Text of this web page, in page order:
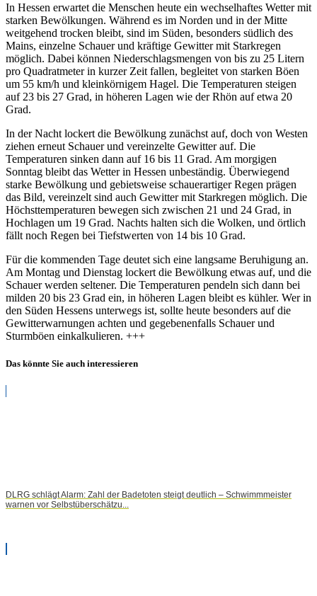
In Hessen erwartet die Menschen heute ein wechselhaftes Wetter mit
starken Bewölkungen. Während es im Norden und in der Mitte
weitgehend trocken bleibt, sind im Süden, besonders südlich des
Mains, einzelne Schauer und kräftige Gewitter mit Starkregen
möglich. Dabei können Niederschlagsmengen von bis zu 25 Litern
pro Quadratmeter in kurzer Zeit fallen, begleitet von starken Böen
um 55 km/h und kleinkörnigem Hagel. Die Temperaturen steigen
auf 23 bis 27 Grad, in höheren Lagen wie der Rhön auf etwa 20
Grad.
In der Nacht lockert die Bewölkung zunächst auf, doch von Westen
ziehen erneut Schauer und vereinzelte Gewitter auf. Die
Temperaturen sinken dann auf 16 bis 11 Grad. Am morgigen
Sonntag bleibt das Wetter in Hessen unbeständig. Überwiegend
starke Bewölkung und gebietsweise schauerartiger Regen prägen
das Bild, vereinzelt sind auch Gewitter mit Starkregen möglich. Die
Höchsttemperaturen bewegen sich zwischen 21 und 24 Grad, in
Hochlagen um 19 Grad. Nachts halten sich die Wolken, und örtlich
fällt noch Regen bei Tiefstwerten von 14 bis 10 Grad.
Für die kommenden Tage deutet sich eine langsame Beruhigung an.
Am Montag und Dienstag lockert die Bewölkung etwas auf, und die
Schauer werden seltener. Die Temperaturen pendeln sich dann bei
milden 20 bis 23 Grad ein, in höheren Lagen bleibt es kühler. Wer in
den Süden Hessens unterwegs ist, sollte heute besonders auf die
Gewitterwarnungen achten und gegebenenfalls Schauer und
Sturmböen einkalkulieren. +++
Das könnte Sie auch interessieren
DLRG schlägt Alarm: Zahl der Badetoten steigt deutlich – Schwimmmeister
warnen vor Selbstüberschätzu...